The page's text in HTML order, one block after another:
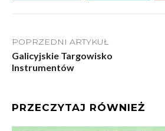
POPRZEDNI ARTYKUŁ
Galicyjskie Targowisko
Instrumentów
PRZECZYTAJ RÓWNIEŻ